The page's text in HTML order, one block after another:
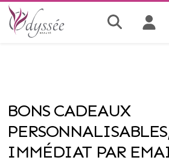
BONS CADEAUX
IMMÉDIAT PAR